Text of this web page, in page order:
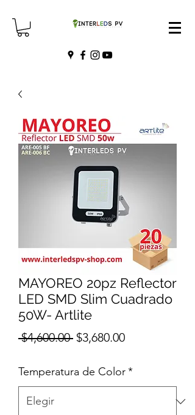
MAYOREO 20pz Reflector
LED SMD Slim Cuadrado
50W- Artlite
$4,600.00 Precio
$3,680.00Precio
Temperatura de Color*